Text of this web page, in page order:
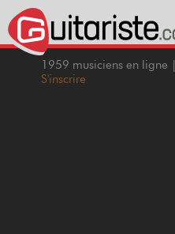
1959 musiciens en ligne |
S'inscrire